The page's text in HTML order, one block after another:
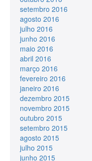
setembro 2016
agosto 2016
julho 2016
junho 2016
maio 2016
abril 2016
março 2016
fevereiro 2016
janeiro 2016
dezembro 2015
novembro 2015
outubro 2015
setembro 2015
agosto 2015
julho 2015
junho 2015